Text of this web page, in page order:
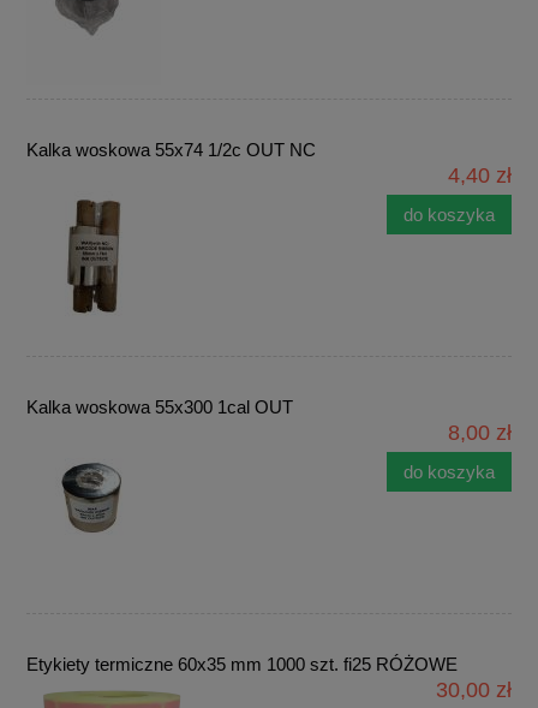
Kalka woskowa 55x74 1/2c OUT NC
4,40 zł
do koszyka
Kalka woskowa 55x300 1cal OUT
8,00 zł
do koszyka
Etykiety termiczne 60x35 mm 1000 szt. fi25 RÓŻOWE
30,00 zł